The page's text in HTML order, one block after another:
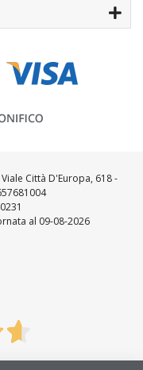
Città D'Europa, 618 -
al 09-08-2026